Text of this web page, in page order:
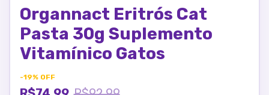
Organnact Eritrós Cat
Pasta 30g Suplemento
Vitamínico Gatos
-19% OFF